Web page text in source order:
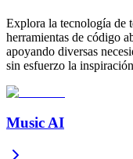
Explora la tecnología de
herramientas de código
apoyando diversas
sin esfuerzo la
Music AI